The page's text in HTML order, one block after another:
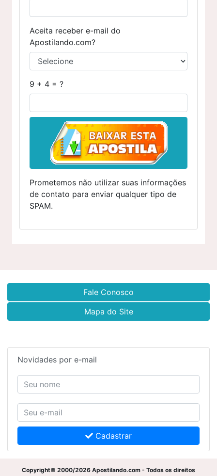
Aceita receber e-mail do
Apostilando.com?
9 + 4 = ?
Prometemos não utilizar suas informações
de contato para enviar qualquer tipo de
SPAM.
Fale Conosco
Mapa do Site
Novidades por e-mail
Cadastrar
Copyright© 2000/2026 Apostilando.com - Todos os direitos